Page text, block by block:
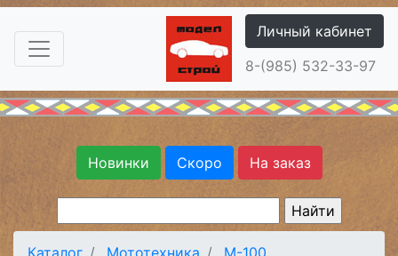
Личный кабинет
8-(985) 532-33-97
Новинки Скоро На заказ
Каталог Мототехника М-100